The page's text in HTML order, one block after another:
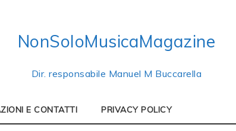
NonSoloMusicaMagazine
Dir. responsabile Manuel M Buccarella
E CONTATTI PRIVACY POLICY